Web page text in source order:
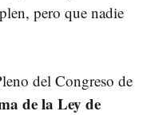
pero que nadie
del Congreso de
de la Ley de